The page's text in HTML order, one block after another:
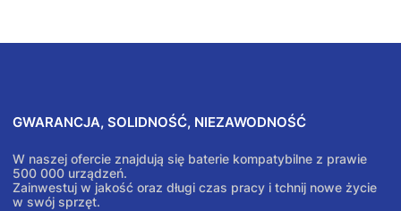
GWARANCJA, SOLIDNOŚĆ, NIEZAWODNOŚĆ
W naszej ofercie znajdują się baterie kompatybilne z prawie
500 000 urządzeń.
Zainwestuj w jakość oraz długi czas pracy i tchnij nowe życie
w swój sprzęt.